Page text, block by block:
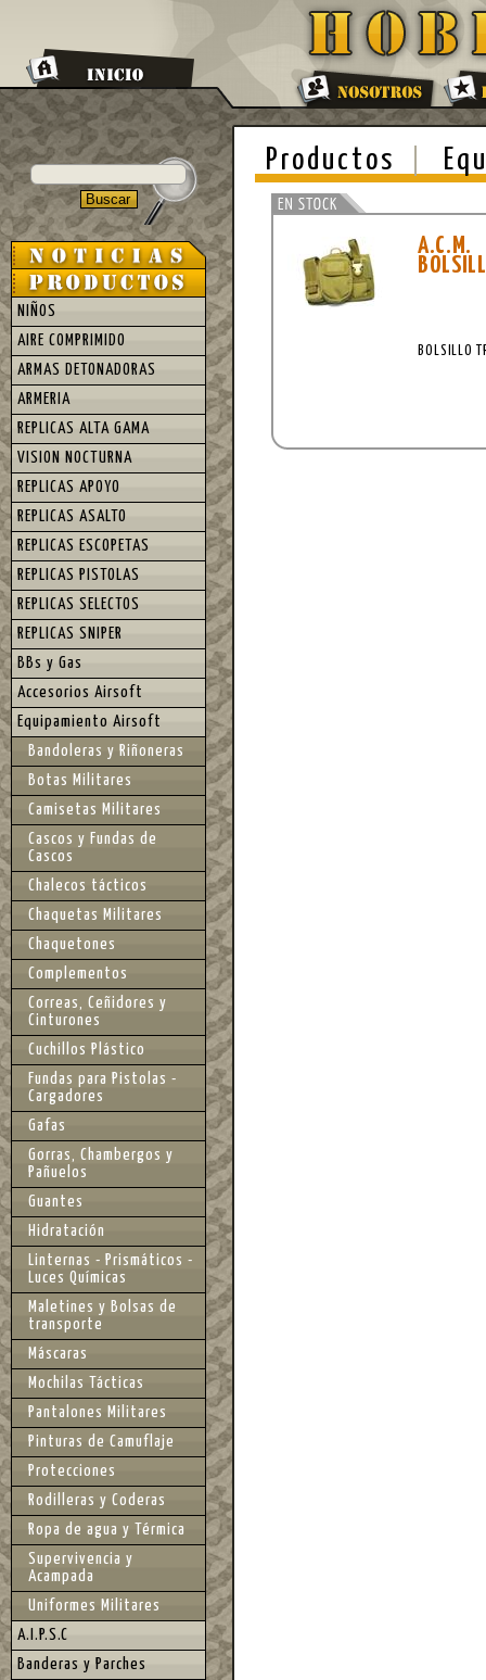
Productos
A.C.M.
BOLSILLO
NIÑOS
AIRE COMPRIMIDO
ARMAS DETONADORAS
ARMERIA
REPLICAS ALTA GAMA
VISION NOCTURNA
REPLICAS APOYO
REPLICAS ASALTO
REPLICAS ESCOPETAS
REPLICAS PISTOLAS
REPLICAS SELECTOS
REPLICAS SNIPER
BBs y Gas
Accesorios Airsoft
Equipamiento Airsoft
Bandoleras y Riñoneras
Botas Militares
Camisetas Militares
Cascos y Fundas de
Cascos
Chalecos tácticos
Chaquetas Militares
Chaquetones
Complementos
Correas, Ceñidores y
Cinturones
Cuchillos Plástico
Fundas para Pistolas -
Cargadores
Gafas
Gorras, Chambergos y
Pañuelos
Guantes
Hidratación
Linternas - Prismáticos -
Luces Químicas
Maletines y Bolsas de
transporte
Máscaras
Mochilas Tácticas
Pantalones Militares
Pinturas de Camuflaje
Protecciones
Rodilleras y Coderas
Ropa de agua y Térmica
Supervivencia y
Acampada
Uniformes Militares
A.I.P.S.C
Banderas y Parches